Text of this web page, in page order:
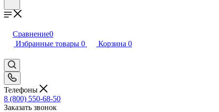
Сравнение0
Избранные товары 0 Корзина 0
Телефоны
8 (800) 550-68-50
Заказать звонок